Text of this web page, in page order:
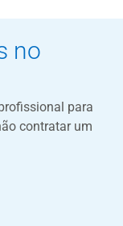
no
para
contratar um